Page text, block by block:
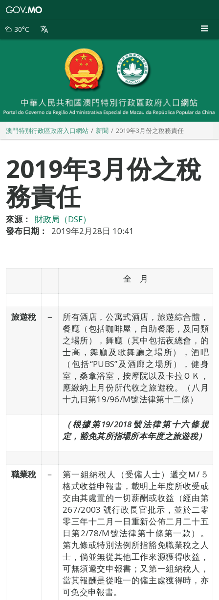
別
30°C
澳門特別行政區政府入口網站 新聞 2019年3月份之稅務責任
2019年3月份之稅
務責任
來源：
財政局（DSF）
發布日期：
2019年2月28日 10:41
全 月
旅遊稅 －
所有酒店，公寓式酒店，旅遊綜合體，
餐廳（包括咖啡屋，自助餐廳，及同類
之場所），舞廳（其中包括夜總會，的
士高，舞廳及歌舞廳之場所），酒吧
（包括“PUBS”及酒廊之場所），健身
室，桑拿浴室，按摩院以及卡拉ＯＫ，
應繳納上月份所代收之旅遊稅。（八月
十九日第19/96/M號法律第十二條）
（根據第19/2018號法律第十六條規
定，豁免其所指場所本年度之旅遊稅）
職業稅 －
第一組納稅人（受僱人士）遞交Ｍ/５
格式收益申報書，載明上年度所收受或
交由其處置的一切薪酬或收益（經由第
267/2003 號行政長官批示，並於二零
零三年十二月一日重新公佈二月二十五
日第2/78/M號法律第十條第一款）。
第九條或特別法例所指豁免職業稅之人
士，倘並無從其他工作來源獲得收益，
可無須遞交申報書；又第一組納稅人，
當其報酬是從唯一的僱主處獲得時，亦
可免交申報書。